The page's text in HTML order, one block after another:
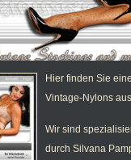
Hier finden Sie
Vintage-Nylons
Wir sind
durch Silvana